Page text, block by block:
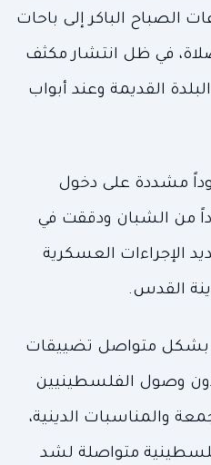
الصباح الباكر إلى باحات
في ظل انتشار مكثف
القديمة وعند أبواب
مشددة على دخول
من الشبان ودققت في
الإجراءات العسكرية
القدس.
متواصل تضييقات
وصول الفلسطينيين
والمناسبات الدينية،
متواصلة لشد